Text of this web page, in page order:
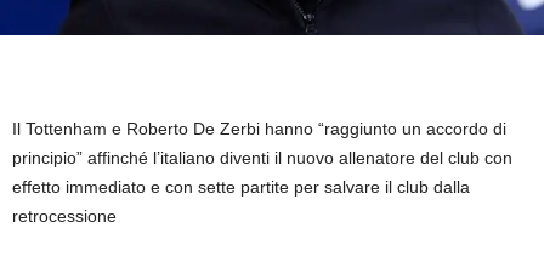
Il Tottenham e Roberto De Zerbi hanno “raggiunto un accordo di
principio” affinché l’italiano diventi il ​​nuovo allenatore del club con
effetto immediato e con sette partite per salvare il club dalla
retrocessione